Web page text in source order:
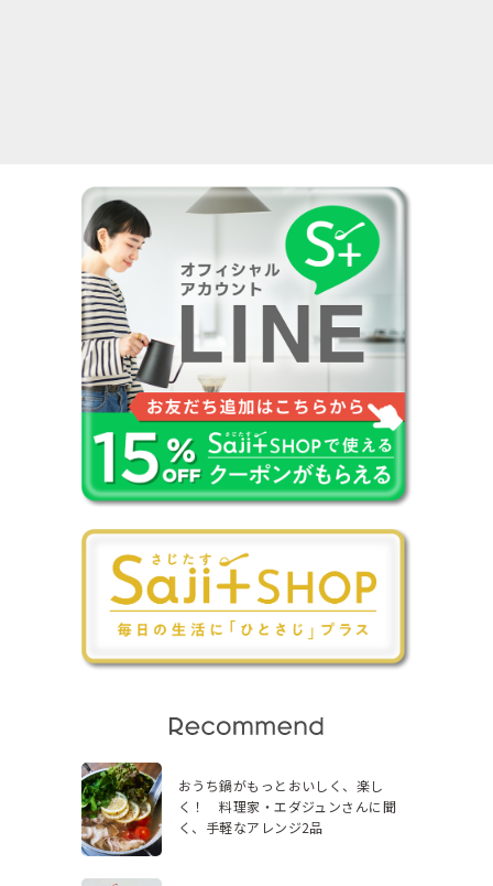
おうち鍋がもっとおいしく、楽し
く！ 料理家・エダジュンさんに聞
く、手軽なアレンジ2品